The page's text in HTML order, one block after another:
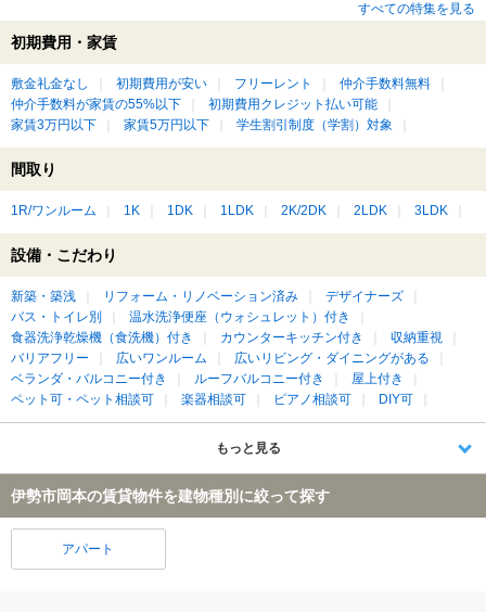
すべての特集を見る
初期費用・家賃
敷金礼金なし 初期費用が安い フリーレント
仲介手数料無料
仲介手数料が家賃の55%以下
初期費用クレジット払い可能
家賃3万円以下
家賃5万円以下 学生割引制度（学割）対象
間取り
1R/ワンルーム 1K 1DK 1LDK 2K/2DK 2LDK 3LDK
設備・こだわり
新築・築浅 リフォーム・リノベーション済み
デザイナーズ
バス・トイレ別
温水洗浄便座（ウォシュレット）付き
食器洗浄乾燥機（食洗機）付き
カウンターキッチン付き
収納重視
バリアフリー
広いワンルーム
広いリビング・ダイニングがある
ベランダ・バルコニー付き
ルーフバルコニー付き
屋上付き
ペット可・ペット相談可
楽器相談可 ピアノ相談可 DIY可
もっと見る
伊勢市岡本の賃貸物件を建物種別に絞って探す
アパート